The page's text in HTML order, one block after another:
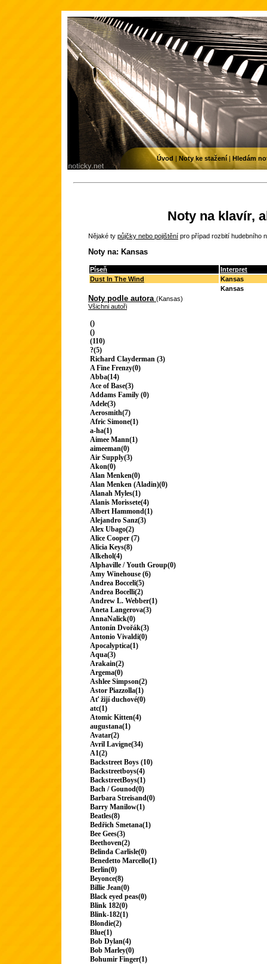
Noty na klavír,
Nějaké ty půjčky nebo pojištění pro případ rozbití hudebního
Noty na: Kansas
Píseň
Interpret
Dust In The Wind
Kansas
Kansas
Noty podle autora (Kansas)
Všichni autoři
()
()
(110)
?(5)
Richard Clayderman (3)
A Fine Frenzy(0)
Abba(14)
Ace of Base(3)
Addams Family (0)
Adele(3)
Aerosmith(7)
Afric Simone(1)
a-ha(1)
Aimee Mann(1)
aimeeman(0)
Air Supply(3)
Akon(0)
Alan Menken(0)
Alan Menken (Aladin)(0)
Alanah Myles(1)
Alanis Morissete(4)
Albert Hammond(1)
Alejandro Sanz(3)
Alex Ubago(2)
Alice Cooper (7)
Alicia Keys(8)
Alkehol(4)
Alphaville / Youth Group(0)
Amy Winehouse (6)
Andrea Bocceli(5)
Andrea Bocelli(2)
Andrew L. Webber(1)
Aneta Langerova(3)
AnnaNalick(0)
Antonín Dvořák(3)
Antonio Vivaldi(0)
Apocalyptica(1)
Aqua(3)
Arakain(2)
Argema(0)
Ashlee Simpson(2)
Astor Piazzolla(1)
Ať žijí duchové(0)
atc(1)
Atomic Kitten(4)
augustana(1)
Avatar(2)
Avril Lavigne(34)
A1(2)
Backstreet Boys (10)
Backstreetboys(4)
BackstreetBoys(1)
Bach / Gounod(0)
Barbara Streisand(0)
Barry Manilow(1)
Beatles(8)
Bedřich Smetana(1)
Bee Gees(3)
Beethoven(2)
Belinda Carlisle(0)
Benedetto Marcello(1)
Berlin(0)
Beyonce(8)
Billie Jean(0)
Black eyed peas(0)
Blink 182(0)
Blink-182(1)
Blondie(2)
Blue(1)
Bob Dylan(4)
Bob Marley(0)
Bohumir Finger(1)
Úvod | Noty ke stažení| Hledám